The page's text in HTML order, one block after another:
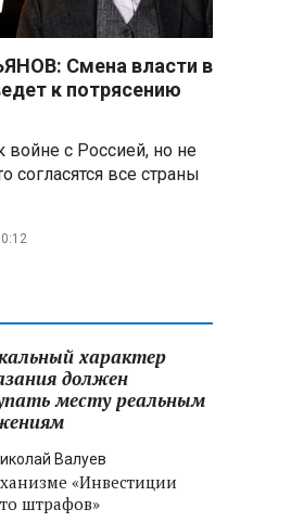
Смена власти в
к потрясению
войне с Россией, но не
согласятся все страны
характер
должен
месту реальным
Валуев
«Инвестиции
штрафов»